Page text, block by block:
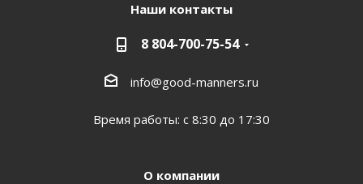
Наши контакты
8 804-700-75-54
info@good-manners.ru
Время работы: с 8:30 до 17:30
О компании